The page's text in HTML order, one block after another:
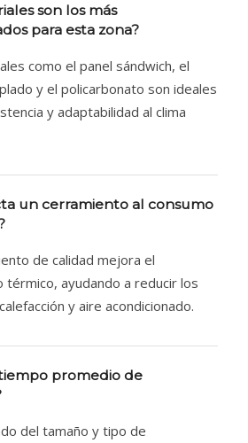
son los más
para esta zona?
como el panel sándwich, el
y el policarbonato son ideales
y adaptabilidad al clima
un cerramiento al consumo
de calidad mejora el
térmico, ayudando a reducir los
y aire acondicionado.
promedio de
del tamaño y tipo de